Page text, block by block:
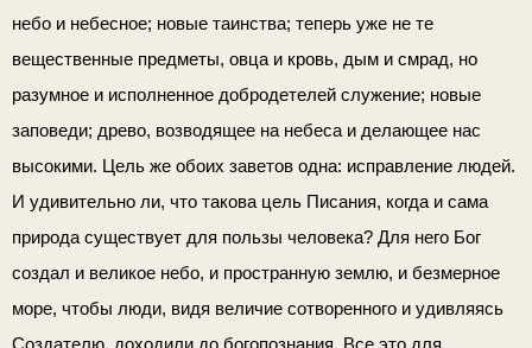
небо и небесное; новые таинства; теперь уже не те
вещественные предметы, овца и кровь, дым и смрад, но
разумное и исполненное добродетелей слу­жение; новые
заповеди; древо, возводящее на небеса и делаю­щее нас
высокими. Цель же обоих заветов одна: исправле­ние людей.
И удивительно ли, что такова цель Писания, когда и сама
природа существует для пользы человека? Для него Бог
создал и великое небо, и пространную землю, и безмерное
море, чтобы люди, видя величие сотворенного и удивляясь